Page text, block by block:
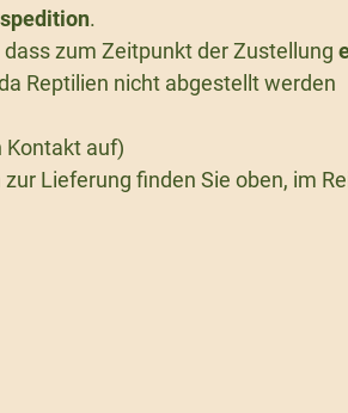
.
zum Zeitpunkt der Zustellung
Reptilien nicht abgestellt werden
Kontakt auf)
Lieferung finden Sie oben, im